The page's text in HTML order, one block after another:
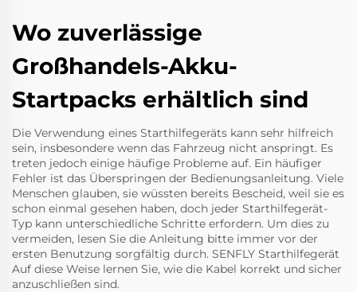
Wo zuverlässige
Großhandels-Akku-
Startpacks erhältlich sind
Die Verwendung eines Starthilfegeräts kann sehr hilfreich
sein, insbesondere wenn das Fahrzeug nicht anspringt. Es
treten jedoch einige häufige Probleme auf. Ein häufiger
Fehler ist das Überspringen der Bedienungsanleitung. Viele
Menschen glauben, sie wüssten bereits Bescheid, weil sie es
schon einmal gesehen haben, doch jeder Starthilfegerät-
Typ kann unterschiedliche Schritte erfordern. Um dies zu
vermeiden, lesen Sie die Anleitung bitte immer vor der
ersten Benutzung sorgfältig durch. SENFLY Starthilfegerät
Auf diese Weise lernen Sie, wie die Kabel korrekt und sicher
anzuschließen sind.